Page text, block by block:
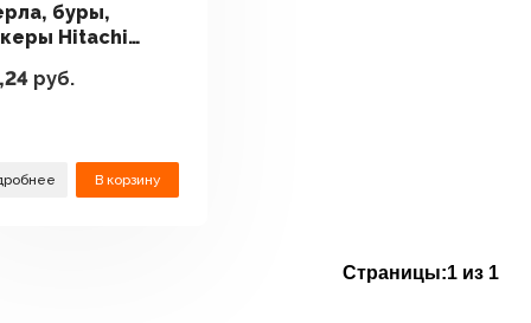
буры,
Hitachi
руб.
В корзину
Страницы:1 из 1